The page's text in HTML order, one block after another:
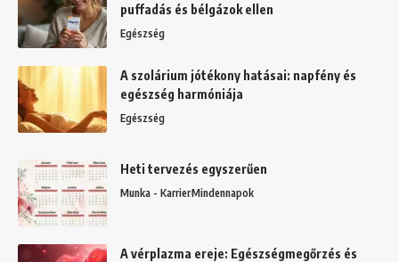
puffadás és bélgázok ellen
Egészség
A szolárium jótékony hatásai: napfény és
egészség harmóniája
Egészség
Heti tervezés egyszerűen
Munka - KarrierMindennapok
A vérplazma ereje: Egészségmegőrzés és